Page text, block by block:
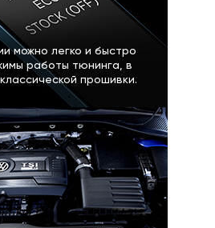
можно легко и быстро
работы тюнинга, в
прошивки.